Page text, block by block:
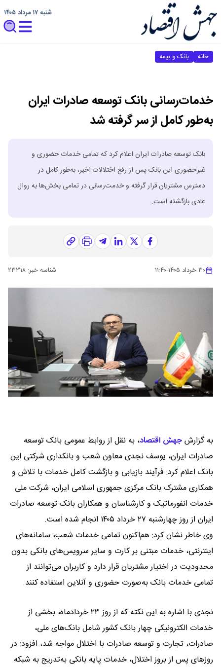
شنبه ۱۷ مرداد ۱۴۰۵
خانه بانک و بیمه
خدمات‌رسانی بانک توسعه صادرات ایران
به‌طور کامل از سر گرفته شد
بانک توسعه صادرات ایران اعلام کرد که تمامی خدمات حضوری و
غیرحضوری این بانک پس از رفع اختلالات اخیر، به‌طور کامل در
دسترس مشتریان قرار گرفته و خدمت‌رسانی در تمامی بخش‌ها به روال
عادی بازگشته است.
۳۰ خرداد ۱۴۰۵ -۱۱:۴۰ شناسه خبر: ۲۳۳۱۸
به گزارشجهش اقتصاد، به نقل از روابط عمومی بانک توسعه
صادرات ایران، یوسف نجدی معاون شعب و بانکداری شرکتی این
بانک اعلام کرد: فرآیند بازیابی و بازگشت کامل خدمات با تلاش و
همکاری مشترک بانک مرکزی جمهوری اسلامی ایران، شرکت ملی
خدمات انفورماتیک و کارشناسان و همکاران بانک توسعه صادرات
ایران از روز چهارشنبه ۲۷ خرداد ۱۴۰۵ انجام شده است.
وی خاطر نشان کرد: هم‌اکنون تمامی خدمات شعب، سامانه‌های
اینترنتی، خدمات مبتنی بر کارت و سایر سرویس‌های بانکی بدون
محدودیت در اختیار مشتریان قرار دارد و کاربران می‌توانند از
تمامی خدمات بانک به‌صورت حضوری و آنلاین استفاده کنند.
نجدی با اشاره به این نکته که از روز ۲۳ خردادماه، بخشی از
خدمات الکترونیکی چهار بانک کشور شامل بانک‌های ملی،
صادرات، تجارت و توسعه صادرات با اختلال مواجه شد، افزود: در
روزهای پس از بروز اختلال، خدمات پایه بانکی به‌تدریج به شبکه